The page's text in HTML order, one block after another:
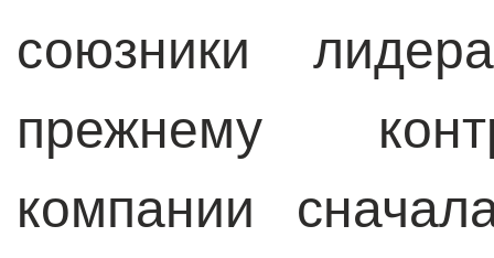
союзники
прежнему
компании